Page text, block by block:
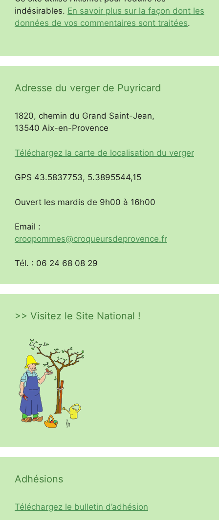
indésirables. En savoir plus sur la façon dont les
données de vos commentaires sont traitées.
Adresse du verger de Puyricard
1820, chemin du Grand Saint-Jean,
13540 Aix-en-Provence
Téléchargez la carte de localisation du verger
GPS 43.5837753, 5.3895544,15
Ouvert les mardis de 9h00 à 16h00
Email :
croqpommes@croqueursdeprovence.fr
Tél. : 06 24 68 08 29
>> Visitez le Site National !
Adhésions
Téléchargez le bulletin d’adhésion